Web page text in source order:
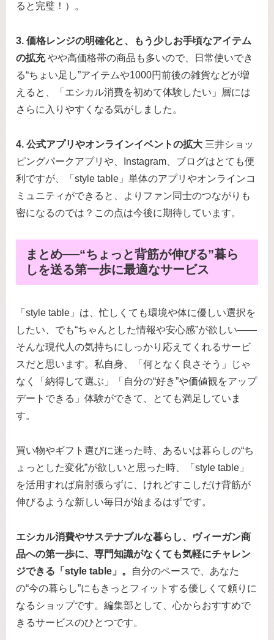
ると完璧！）。
3. 価格レンジの明確化と、もう少しお手頃なアイテム
の拡充やや高価格帯の商品も多いので、日常使いでき
る“ちょい足し”アイテムや1000円前後の雑貨などが増
えると、「エシカル消費を初めて体験したい」層には
さらに入りやすくなる気がしました。
4. 公式アプリやオンラインイベントの拡大 三井ショッ
ピングパークアプリや、Instagram、ブログはとても便
利ですが、「style table」単体のアプリやオンラインコ
ミュニティができると、よりファン同士のつながりも
密になるのでは？この点は今後に期待しています。
まとめ──“ちょっと背筋が伸びる”暮ら
しを送る第一歩に最適なサービス
「style table」は、忙しくても環境や体に優しい選択を
したい、でも“ちゃんとした情報や安心感”が欲しい――
そんな現代人の気持ちにしっかり応えてくれるサービ
スだと思います。私自身、「何となく良さそう」じゃ
なく「納得して選ぶ」「自分の“好き”や価値観をアップ
デートできる」体験ができて、とても満足していま
す。
買い物やギフト選びに迷った時、あるいは暮らしの“ち
ょっとした変化”が欲しいと思った時、「style table」
を活用すれば肩肘張らずに、けれどすこしだけ背筋が
伸びるような新しい毎日が始まるはずです。
エシカル消費やサステナブルな暮らし、ヴィーガン商
品への第一歩に、専門知識がなくても気軽にチャレン
ジできる「style table」。
自分のペースで、あなた
の“今の暮らし”にもきっとフィットする優しくて頼りに
なるショップです。編集部として、心からおすすめで
きるサービスのひとつです。